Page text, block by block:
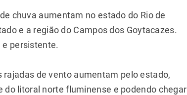
chuva aumentam no estado do Rio de
e a região do Campos dos Goytacazes.
persistente.
de vento aumentam pelo estado,
do litoral norte fluminense e podendo chegar